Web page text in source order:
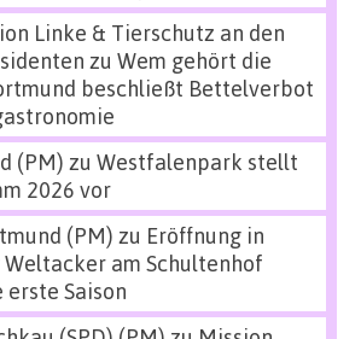
Linke & Tierschutz an den
zu Wem gehört die
beschließt Bettelverbot
(PM) zu Westfalenpark stellt
2026 vor
(PM) zu Eröffnung in
am Schultenhof
Saison